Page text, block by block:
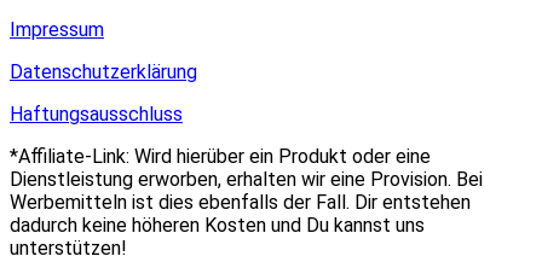
Impressum
Datenschutzerklärung
Haftungsausschluss
*Affiliate-Link: Wird hierüber ein Produkt oder eine
Dienstleistung erworben, erhalten wir eine Provision. Bei
Werbemitteln ist dies ebenfalls der Fall. Dir entstehen
dadurch keine höheren Kosten und Du kannst uns
unterstützen!